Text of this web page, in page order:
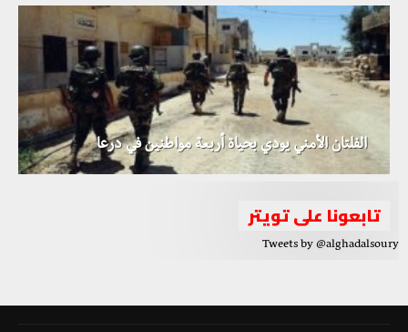
الفلتان الأمني يودي بحياة أربعة مواطنين في درعا
تابعونا على تويتر
Tweets by @alghadalsoury